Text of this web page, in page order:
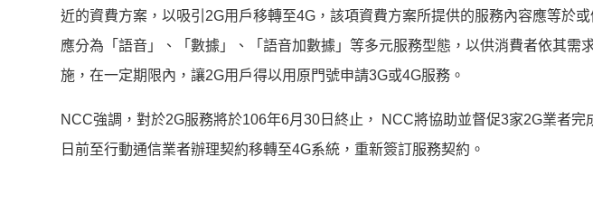
近的資費方案，以吸引2G用戶移轉至4G，該項資費方案所提供的服務內容應等於
應分為「語音」、「數據」、「語音加數據」等多元服務型態，以供消費者依其需
施，在一定期限內，讓2G用戶得以用原門號申請3G或4G服務。
NCC強調，對於2G服務將於106年6月30日終止， NCC將協助並督促3家2G業者
日前至行動通信業者辦理契約移轉至4G系統，重新簽訂服務契約。